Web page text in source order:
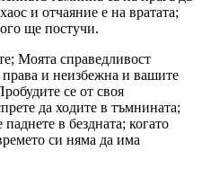
и отчаяние е на вратата;
ще постучи.
Моята справедливост
права и неизбежна и вашите
се от своя
да ходите в тъмнината;
в бездната; когато
си няма да има